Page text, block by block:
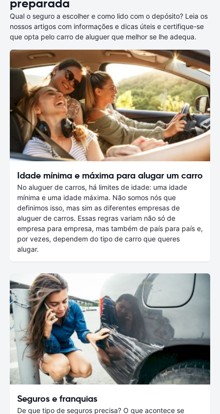
preparada
Qual o seguro a escolher e como lido com o depósito? Leia os
nossos artigos com informações e dicas úteis e certifique-se
que opta pelo carro de aluguer que melhor se lhe adequa.
Idade mínima e máxima para alugar um carro
No aluguer de carros, há limites de idade: uma idade
mínima e uma idade máxima. Não somos nós que
definimos isso, mas sim as diferentes empresas de
aluguer de carros. Essas regras variam não só de
empresa para empresa, mas também de país para país e,
por vezes, dependem do tipo de carro que queres
alugar.
Seguros e franquias
De que tipo de seguros precisa? O que acontece se